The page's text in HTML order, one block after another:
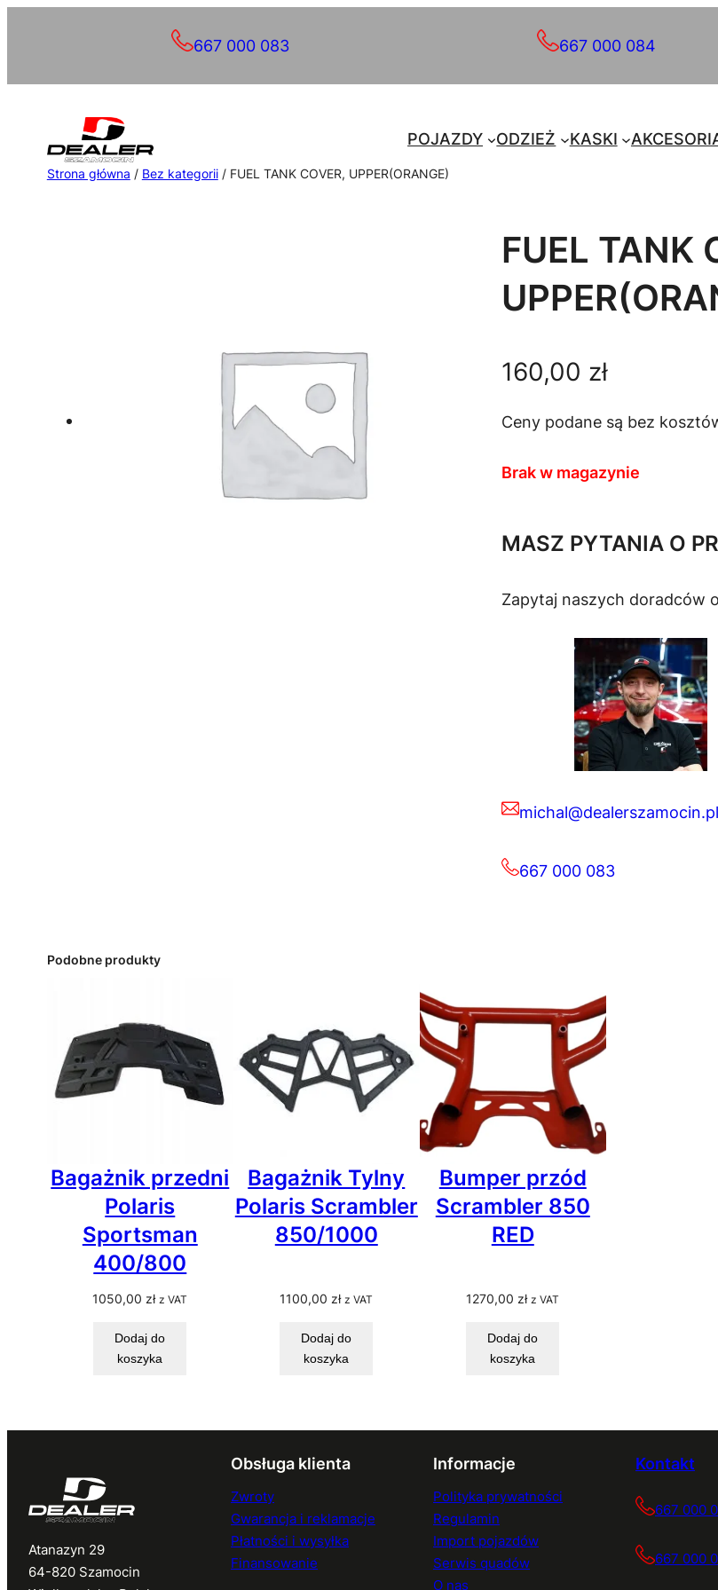
667 000 083 667 000 084
POJAZDY ODZIEŻ KASKI
Strona główna / Bez kategorii/ FUEL TANK COVER, UPPER(ORANGE)
FUEL TANK
160,00 zł
Ceny podane są bez
Brak w magazynie
MASZ PYTANIA O
Zapytaj naszych doradców
michal@dealerszamocin.pl
667 000 083
Podobne produkty
Bagażnik przedni
Polaris
Sportsman
400/800
1050,00 zł z VAT
Dodaj do
koszyka
Bagażnik Tylny
Polaris Scrambler
850/1000
1100,00 zł z VAT
Dodaj do
koszyka
Bumper przód
Scrambler 850
RED
1270,00 zł z VAT
Dodaj do
koszyka
Atanazyn 29
64-820 Szamocin
Obsługa klienta
Zwroty
Gwarancja i reklamacje
Płatności i wysyłka
Finansowanie
Informacje
Polityka prywatności
Regulamin
Import pojazdów
Serwis quadów
O nas
Kontakt
667 000
667 000